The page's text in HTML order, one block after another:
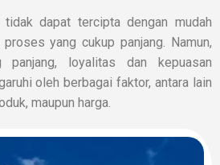
tidak dapat tercipta dengan mudah
proses yang cukup panjang. Namun,
loyalitas dan kepuasan
oleh berbagai faktor, antara lain
maupun harga.